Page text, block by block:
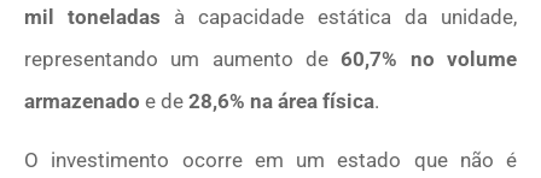
mil toneladas à capacidade estática da unidade,
representando um aumento de60,7% no volume
armazenado e de 28,6% na área física.
O investimento ocorre em um estado que não é